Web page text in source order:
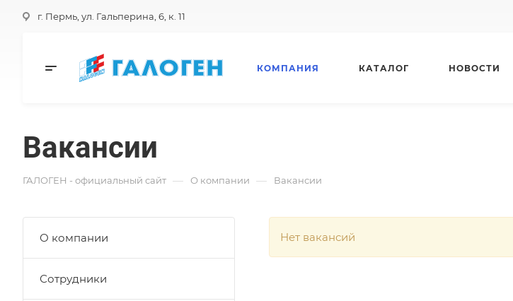
г. Пермь, ул. Гальперина, 6, к. 11
КОМПАНИЯ КАТАЛОГ НОВОСТИ
Вакансии
ГАЛОГЕН - официальный сайт — О компании — Вакансии
Нет вакансий
О компании
Сотрудники